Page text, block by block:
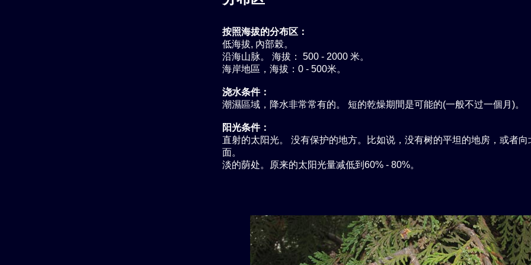
按照海拔的分布区：
低海拔, 內部榖。
沿海山脉。 海拔： 500 - 2000 米。
海岸地區，海拔：0 - 500米。
浇水条件：
潮濕區域，降水非常常有的。 短的乾燥期間是可能的(一般不过一個月)。
阳光条件：
直射的太阳光。 没有保护的地方。比如说，没有树的平坦的地房，或者向
面。
淡的荫处。原来的太阳光量减低到60% - 80%。